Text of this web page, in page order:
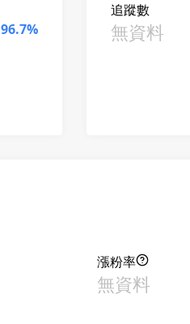
96.7%
追蹤數
無資料
漲粉率
無資料